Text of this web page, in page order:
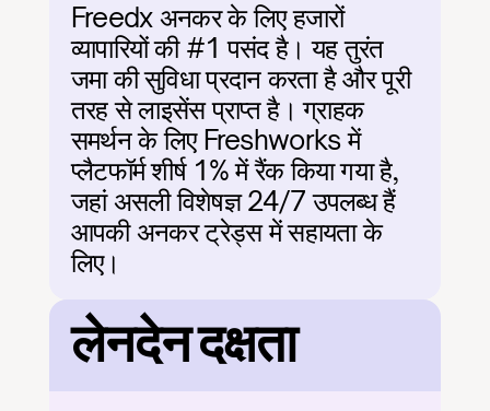
Freedx अनकर के लिए हजारों
व्यापारियों की #1 पसंद है। यह तुरंत
जमा की सुविधा प्रदान करता है और पूरी
तरह से लाइसेंस प्राप्त है। ग्राहक
समर्थन के लिए Freshworks में
प्लैटफॉर्म शीर्ष 1% में रैंक किया गया है,
जहां असली विशेषज्ञ 24/7 उपलब्ध हैं
आपकी अनकर ट्रेड्स में सहायता के
लिए।
लेनदेन दक्षता